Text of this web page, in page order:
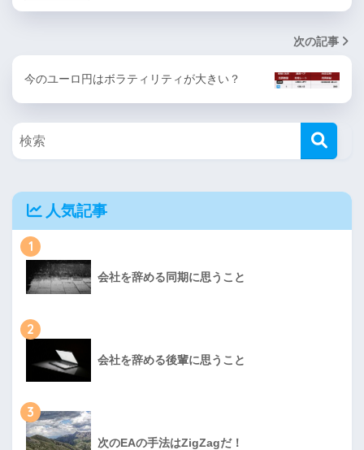
次の記事
今のユーロ円はボラティリティが大きい？
人気記事
1
会社を辞める同期に思うこと
2
会社を辞める後輩に思うこと
3
次のEAの手法はZigZagだ！